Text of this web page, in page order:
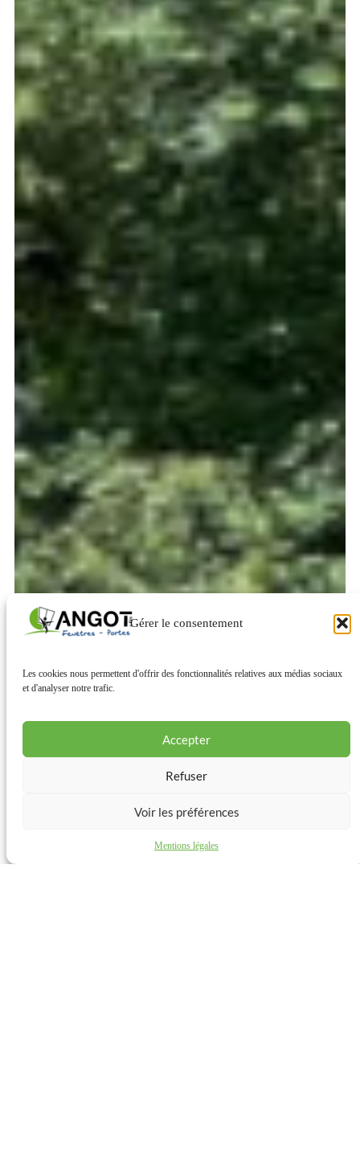
Gérer le consentement
Les cookies nous permettent d'offrir des fonctionnalités relatives aux médias sociaux
et d'analyser notre trafic.
Accepter
Refuser
Voir les préférences
Mentions légales